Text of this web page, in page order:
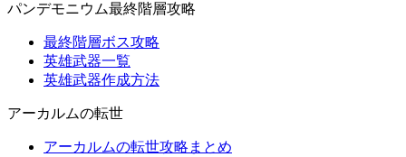
パンデモニウム最終階層攻略
最終階層ボス攻略
英雄武器一覧
英雄武器作成方法
アーカルムの転世
アーカルムの転世攻略まとめ